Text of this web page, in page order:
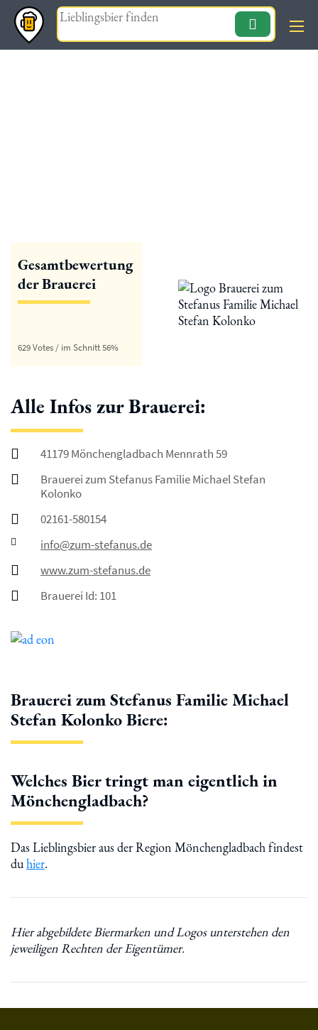
Magazin
Gesamtbewertung
der Brauerei
629 Votes / im Schnitt 56%
Alle Infos zur Brauerei:
41179 Mönchengladbach Mennrath 59
Brauerei zum Stefanus Familie Michael Stefan
Kolonko
02161-580154
info@zum-stefanus.de
www.zum-stefanus.de
Brauerei Id: 101
Brauerei zum Stefanus Familie Michael
Stefan Kolonko Biere:
Welches Bier tringt man eigentlich in
Mönchengladbach?
Das Lieblingsbier aus der Region Mönchengladbach findest
duhier.